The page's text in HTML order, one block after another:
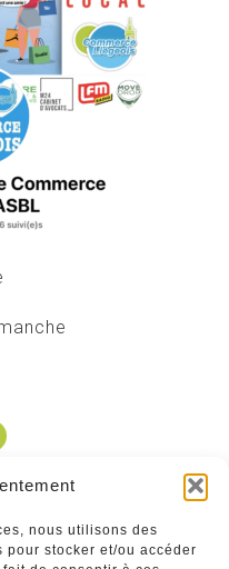
nous utilisons des
stocker et/ou accéder